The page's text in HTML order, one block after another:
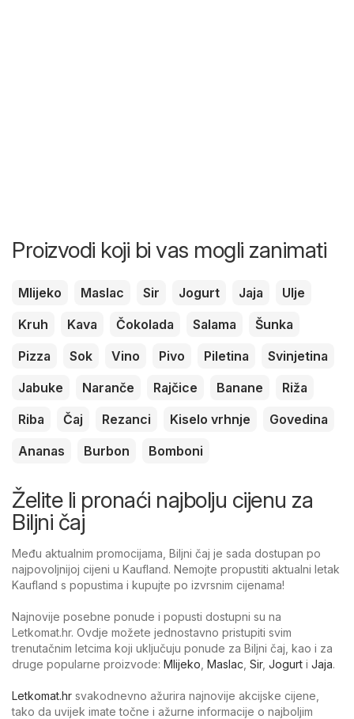
Proizvodi koji bi vas mogli zanimati
Mlijeko Maslac Sir Jogurt Jaja
Ulje
Kruh
Kava Čokolada Salama
Šunka
Pizza
Sok Vino Pivo Piletina
Svinjetina
Jabuke
Naranče Rajčice Banane
Riža
Riba
Čaj Rezanci Kiselo vrhnje
Govedina
Ananas
Burbon Bomboni
Želite li pronaći najbolju cijenu za
Biljni čaj
Među aktualnim promocijama, Biljni čaj je sada dostupan po
najpovoljnijoj cijeni u Kaufland. Nemojte propustiti aktualni letak
Kaufland s popustima i kupujte po izvrsnim cijenama!
Najnovije posebne ponude i popusti dostupni su na
Letkomat.hr. Ovdje možete jednostavno pristupiti svim
trenutačnim letcima koji uključuju ponude za Biljni čaj, kao i za
druge popularne proizvode: Mlijeko Maslac Sir, Jogurt i Jaja.
Letkomat.hr svakodnevno ažurira najnovije akcijske cijene,
tako da uvijek imate točne i ažurne informacije o najboljim